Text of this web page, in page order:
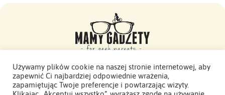
Mamy Gadżety -
2015 - 2026. Wszelkie prawa zastrzeżone.
Używamy plików cookie na naszej stronie internetowej, aby
zapewnić Ci najbardziej odpowiednie wrażenia,
zapamiętując Twoje preferencje i powtarzając wizyty.